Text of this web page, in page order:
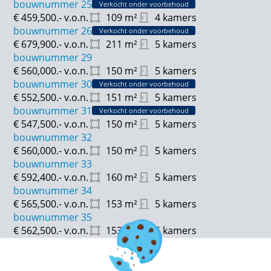
Gebruiksoppervlakte: van ca. 109 tot 137 m²
Inhoud: van ca. 423 tot 524 m³
Tuinligging:
Noordoost: 20 – 21 – 22 – 23 – 24 – 25
Oost: 15 – 16 – 17 – 18
West: 27 – 28
Zuid: 1 - 2 - 3 - 4 - 5 - 6 - 7 - 8 - 9 - 10 - 11 - 12 - 13 - 14
bouwnummer 25
Verkocht onder voorbehoud
109 m² 4 kamers
€ 459,500.-v.o.n.
bouwnummer 26
Verkocht onder voorbehoud
211 m² 5 kamers
€ 679,900.-v.o.n.
bouwnummer 29
150 m² 5 kamers
€ 560,000.-v.o.n.
bouwnummer 30
Verkocht onder voorbehoud
151 m² 5 kamers
€ 552,500.-v.o.n.
bouwnummer 31
Verkocht onder voorbehoud
150 m² 5 kamers
€ 547,500.-v.o.n.
bouwnummer 32
150 m² 5 kamers
€ 560,000.-v.o.n.
bouwnummer 33
160 m² 5 kamers
€ 592,400.-v.o.n.
bouwnummer 34
153 m² 5 kamers
€ 565,500.-v.o.n.
bouwnummer 35
153m² 5 kamers
€ 562,500.-v.o.n.
Verkocht onder voorbehoud
151m² 5 kamers